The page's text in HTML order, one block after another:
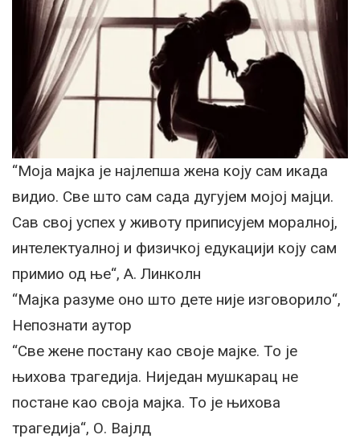
“Моја мајка је најлепша жена коју сам икада
видио. Све што сам сада дугујем мојој мајци.
Сав свој успех у животу приписујем моралној,
интелектуалној и физичкој едукацији коју сам
примио од ње“, А. Линколн
“Мајка разуме оно што дете није изговорило“,
Непознати аутор
“Све жене постану као своје мајке. То је
њихова трагедија. Ниједан мушкарац не
постане као своја мајка. То је њихова
трагедија“, О. Вајлд